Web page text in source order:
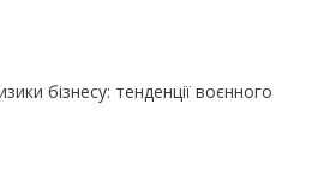
бізнесу: тенденції воєнного